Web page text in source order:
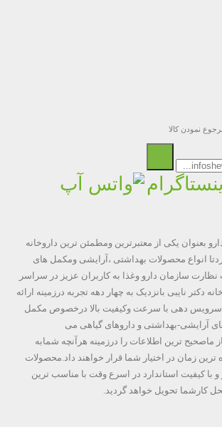
نمودن کالا
بعنوان یکی از معتبرترین ومطمئن ترین داروخانه
انواع محصولات بهداشتی ،آرایشی ومکمل های
نظارت سازمان دارو وغذا به کاربران عزیز در سراسر
دکتر نایبی بانزدیک به چهار دهه تجربه درزمینه ارائه
سرویس دهی با سرعت وکیفیت بالا درخصوص مکمل
آرایشی-بهداشتی و داروهای گیاهی می
ماصحیح ترین اطلاعات را درزمینه هرآنچه شمابه
ترین زمان در اختیار شما قرار خواهند داد.محصولات
و با کیفیت استاندارد در اسرع وقت با مناسب ترین
کارشما تحویل خواهد گردید.